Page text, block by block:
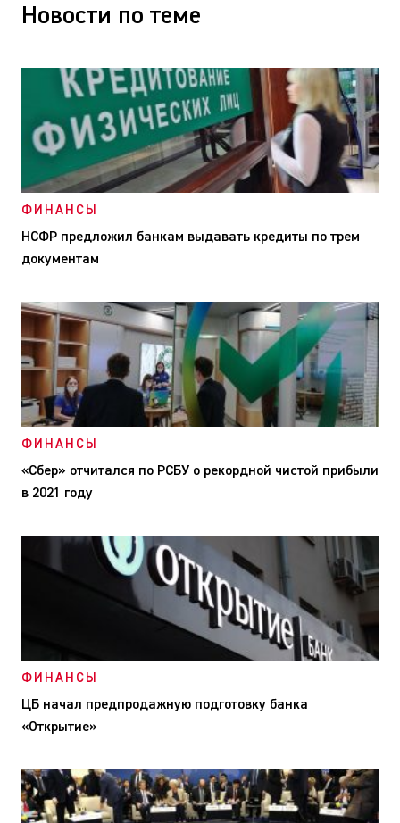
Новости по теме
ФИНАНСЫ
НСФР предложил банкам выдавать кредиты по трем
документам
ФИНАНСЫ
«Сбер» отчитался по РСБУ о рекордной чистой прибыли
в 2021 году
ФИНАНСЫ
ЦБ начал предпродажную подготовку банка
«Открытие»